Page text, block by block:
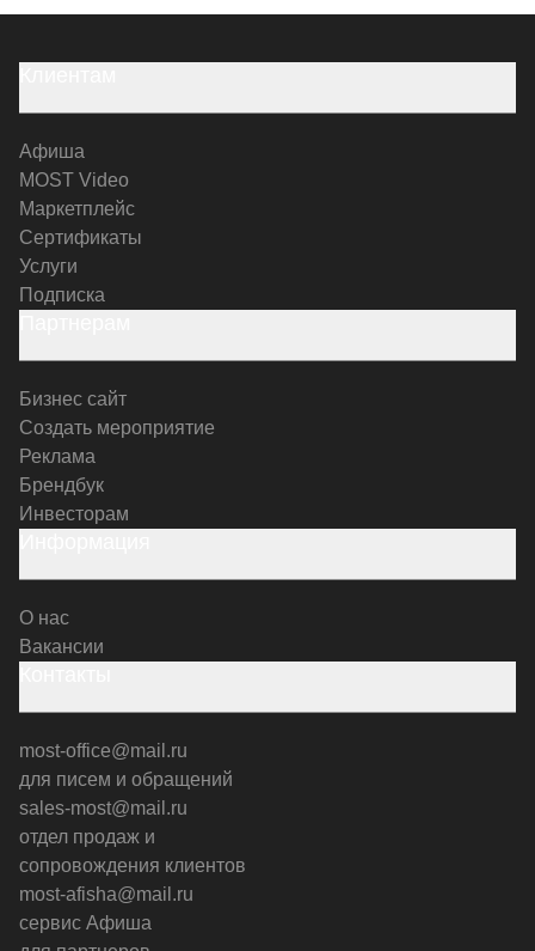
Афиша
MOST Video
Маркетплейс
Сертификаты
Услуги
Подписка
Бизнес сайт
Создать мероприятие
Реклама
Брендбук
Инвесторам
О нас
Вакансии
most-office@mail.ru
для писем и обращений
sales-most@mail.ru
отдел продаж и
сопровождения клиентов
most-afisha@mail.ru
сервис Афиша